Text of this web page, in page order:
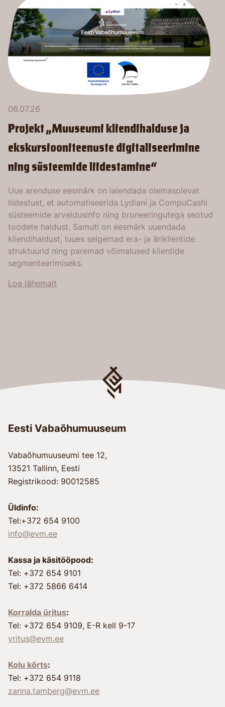
06.07.26
Projekt „Muuseumi kliendihalduse ja
ekskursiooniteenuste digitaliseerimine
ning süsteemide liidestamine“
Uue arenduse eesmärk on laiendada olemasolevat
liidestust, et automatiseerida Lydiani ja CompuCashi
süsteemide arveldusinfo ning broneeringutega seotud
toodete haldust. Samuti on eesmärk uuendada
kliendihaldust, luues selgemad era- ja äriklientide
struktuurid ning paremad võimalused klientide
segmenteerimiseks.
Loe lähemalt
Eesti Vabaõhumuuseum
Vabaõhumuuseumi tee 12,
13521 Tallinn, Eesti
Registrikood: 90012585
Üldinfo:
Tel:+372 654 9100
info@evm.ee
Kassa ja käsitööpood:
Tel: +372 654 9101
Tel: +372 5866 6414
Korralda üritus:
Tel: +372 654 9109, E-R kell 9-17
yritus@evm.ee
Kolu kõrts:
Tel: +372 654 9118
zanna.tamberg@evm.ee